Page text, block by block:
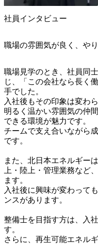
社員インタビュー
職場の雰囲気が良く、や
職場見学のとき、社員同
じ、「この会社なら長く
手でした。
入社後もその印象は変わ
明るく温かい雰囲気の仲
できる環境が魅力です。
チームで支え合いながら
です。
また、北日本エネルギー
上・陸上・管理業務など
ます。
入社後に興味が変わって
ンスがあります。
整備士を目指す方は、入
す。
さらに、再生可能エネル